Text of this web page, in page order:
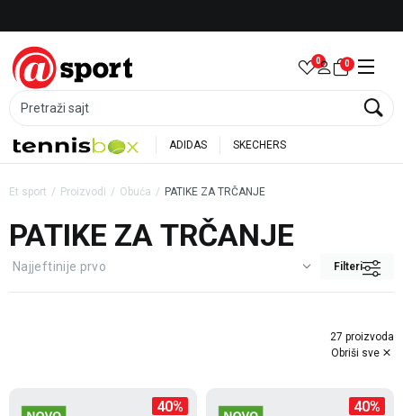
Pretraži sajt
0 0
ADIDAS SKECHERS
Et sport Proizvodi Obuća PATIKE ZA TRČANJE
PATIKE ZA TRČANJE
Filteri
27 proizvoda
Obriši sve
40% 40%